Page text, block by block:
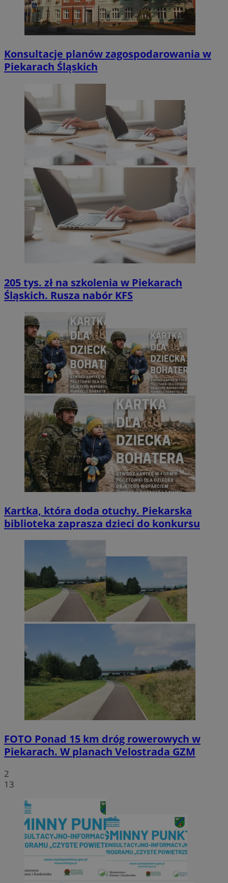
Konsultacje planów zagospodarowania w
Piekarach Śląskich
205 tys. zł na szkolenia w Piekarach
Śląskich. Rusza nabór KFS
Kartka, która doda otuchy. Piekarska
biblioteka zaprasza dzieci do konkursu
FOTO Ponad 15 km dróg rowerowych w
Piekarach. W planach Velostrada GZM
2
13